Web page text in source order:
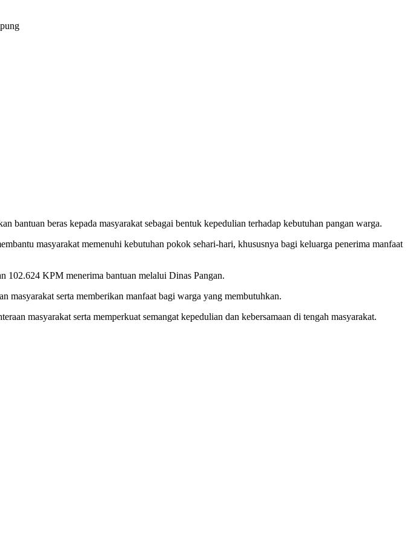
beras kepada masyarakat sebagai bentuk kepedulian terhadap kebutuhan pangan warga.
masyarakat memenuhi kebutuhan pokok sehari-hari, khususnya bagi keluarga penerima manfaat
102.624 KPM menerima bantuan melalui Dinas Pangan.
serta memberikan manfaat bagi warga yang membutuhkan.
masyarakat serta memperkuat semangat kepedulian dan kebersamaan di tengah masyarakat.